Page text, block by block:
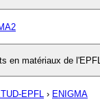
en matériaux de l'EPFL
EPFL › ENIGMA